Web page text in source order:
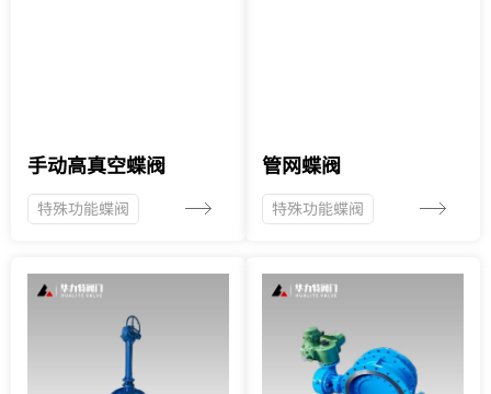
手动高真空蝶阀
特殊功能蝶阀
管网蝶阀
特殊功能蝶阀